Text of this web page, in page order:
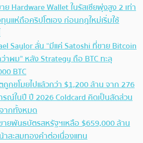
ย Hardware Wallet ในรัสเซียพุ่งสูง 2 เท่า
นแห่ถือคริปโตเอง ก่อนกฎใหม่เริ่มใช้
Saylor ลั่น “มีแค่ Satoshi ที่ขาย Bitcoin
าผม” หลัง Strategy ถือ BTC ทะลุ
BTC
ถูกขโมยไปแล้วกว่า $1,200 ล้าน จาก 276
รณ์ในปี ปี 2026 Coldcard คิดเป็นสัดส่วน
ากทั้งหมด
ายพันธบัตรสหรัฐฯเหลือ $659,000 ล้าน
าสะสมทองคำต่อเนื่องแทน